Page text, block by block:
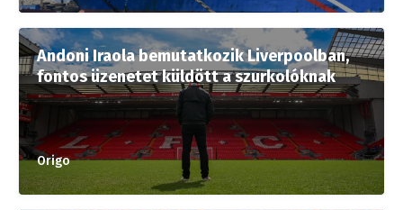
Andoni Iraola bemutatkozik Liverpoolban,
fontos üzenetet küldött a szurkolóknak
Origo